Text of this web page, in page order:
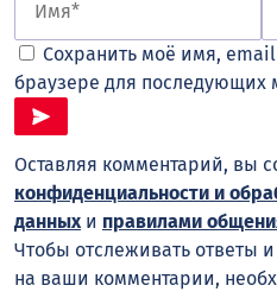
Сохранить моё имя,
браузере для последующих
Оставляя комментарий, вы
конфиденциальности и
данныхи правилами
Чтобы отслеживать ответы
на ваши комментарии,